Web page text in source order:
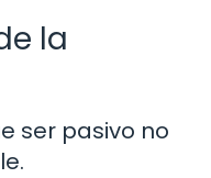
la
ser pasivo no